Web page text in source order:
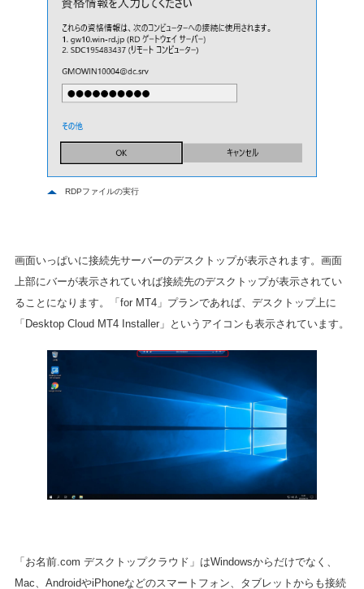
RDPファイルの実行
画面いっぱいに接続先サーバーのデスクトップが表示されます。画面
上部にバーが表示されていれば接続先のデスクトップが表示されてい
ることになります。「for MT4」プランであれば、デスクトップ上に
「Desktop Cloud MT4 Installer」というアイコンも表示されています。
「お名前.com デスクトップクラウド」はWindowsからだけでなく、
Mac、AndroidやiPhoneなどのスマートフォン、タブレットからも接続